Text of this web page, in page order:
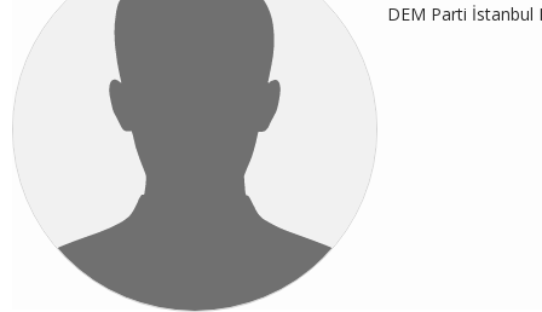
DEM Parti İstanbul